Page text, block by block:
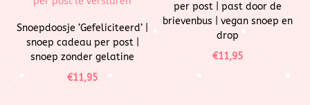
Snoepdoosje ‘Gefeliciteerd’ |
snoep cadeau per post |
snoep zonder gelatine
€11,95
per post | past door de
brievenbus | vegan snoep en
drop
€11,95